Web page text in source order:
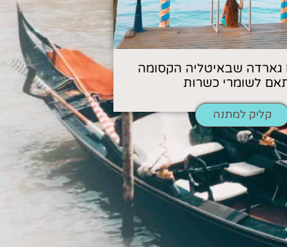
גארדה שבאיטליה הקסומה
לשומרי כשרות
קליק למתנה